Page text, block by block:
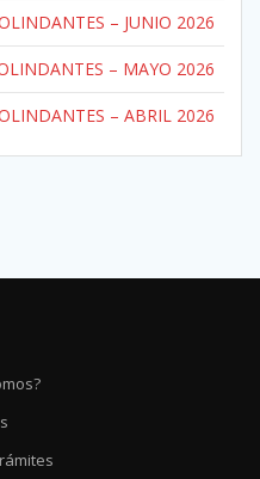
– JUNIO 2026
– MAYO 2026
– ABRIL 2026